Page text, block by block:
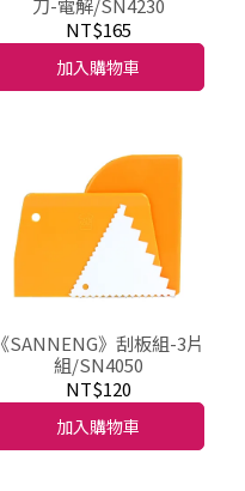
刀-電解/SN4230
NT$165
加入購物車
《SANNENG》刮板組-3片
組/SN4050
NT$120
加入購物車